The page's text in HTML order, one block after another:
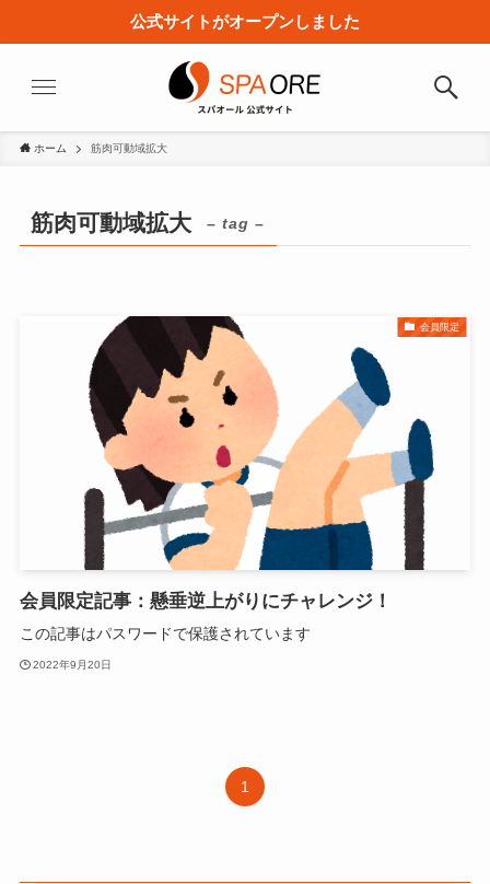
公式サイトがオープンしました
ホーム 筋肉可動域拡大
筋肉可動域拡大 – tag –
会員限定
会員限定記事：懸垂逆上がりにチャレンジ！
この記事はパスワードで保護されています
2022年9月20日
1